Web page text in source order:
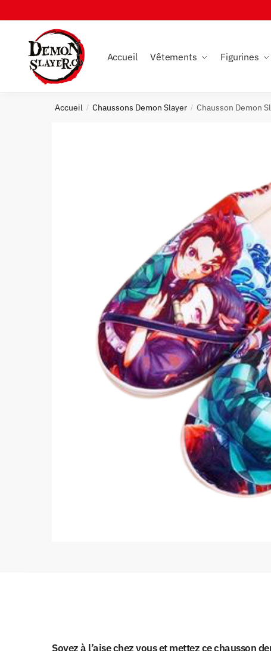
to
navigation
to
Accueil Vêtements Figurines
Accueil / Chaussons Demon Slayer / Chausson Demon
Soyez à l’aise chez vous et mettez ce chausson